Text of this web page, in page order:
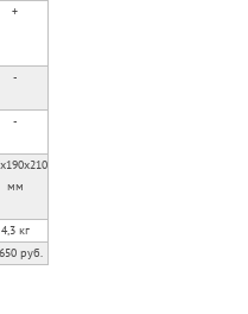
+
-
-
мм
4,3 кг
руб.